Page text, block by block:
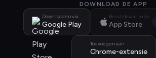
DOWNLOAD DE APP
Downloaden via
Google Play
Beschikbaar in de
App Store
Toevoegen aan
Chrome-extensie